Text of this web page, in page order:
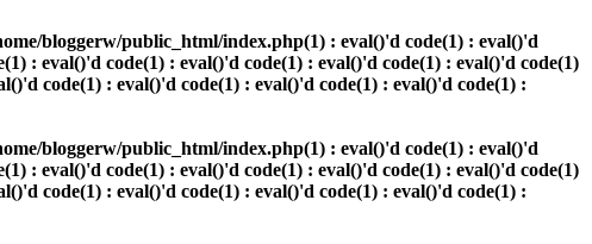
bloggerw/public_html/index.php(1) : eval()'d code(1) : eval()'d
: eval()'d code(1) : eval()'d code(1) : eval()'d code(1) : eval()'d code(1)
code(1) : eval()'d code(1) : eval()'d code(1) : eval()'d code(1) :
bloggerw/public_html/index.php(1) : eval()'d code(1) : eval()'d
: eval()'d code(1) : eval()'d code(1) : eval()'d code(1) : eval()'d code(1)
code(1) : eval()'d code(1) : eval()'d code(1) : eval()'d code(1) :